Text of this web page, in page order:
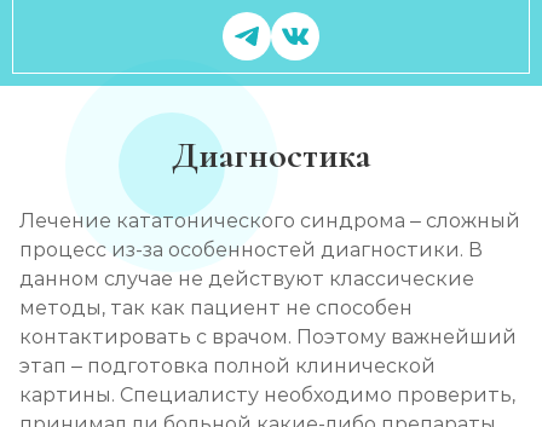
Диагностика
Лечение кататонического синдрома – сложный
процесс из-за особенностей диагностики. В
данном случае не действуют классические
методы, так как пациент не способен
контактировать с врачом. Поэтому важнейший
этап – подготовка полной клинической
картины. Специалисту необходимо проверить,